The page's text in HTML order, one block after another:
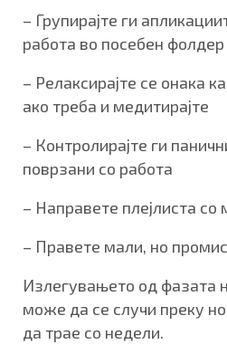
– Групирајте ги
работа во посебен фолдер
– Релаксирајте се онака
ако треба и медитирајте
– Контролирајте ги
поврзани со работа
– Направете плејлиста со
– Правете мали, но
Излегувањето од фазата
може да се случи преку
да трае со недели.